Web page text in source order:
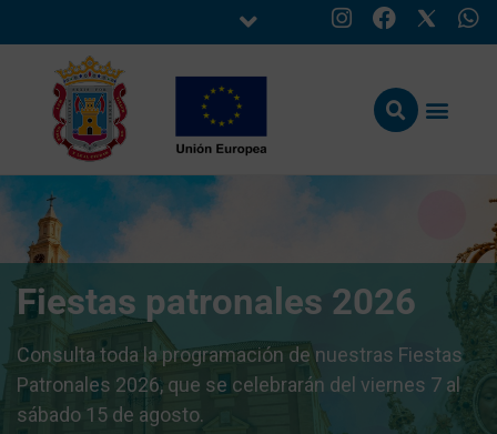
Fiestas patronales 2026
Consulta toda la programación de nuestras Fiestas
Patronales 2026, que se celebrarán del viernes 7 al
sábado 15 de agosto.